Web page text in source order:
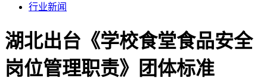
行业新闻
湖北出台《学校食堂食品安全
岗位管理职责》团体标准